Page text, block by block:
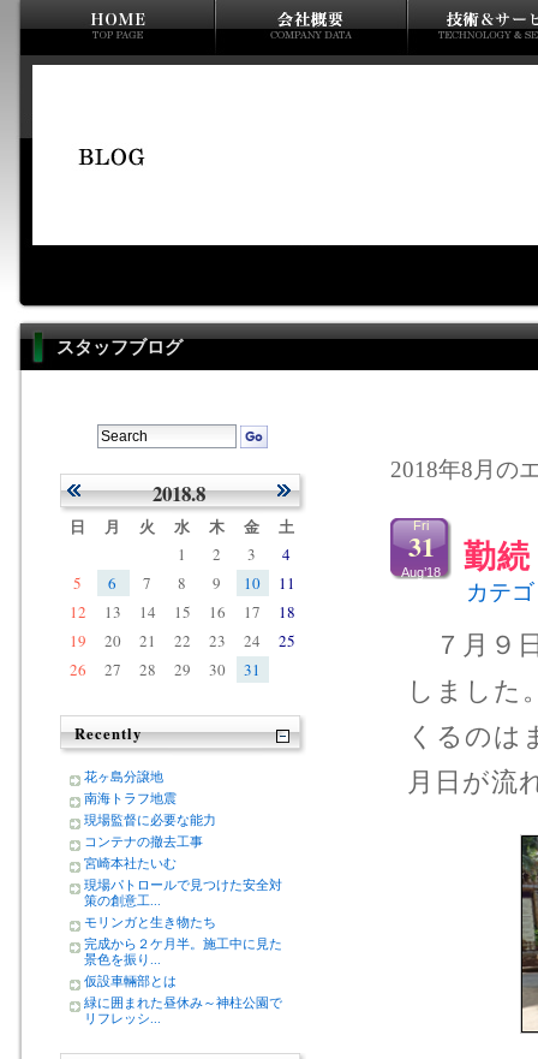
スタッフブログ
2018年8月の
勤
Fri
31
Aug’18
カテ
７月９
しました
くるのは
月日が流
2018.8
日 月 火 水 木 金 土
1 2 3
4
5
6 7 8 9 10
11
12
13 14 15 16 17
18
19
20 21 22 23 24
25
26
27 28 29 30 31
Recently
花ヶ島分譲地
南海トラフ地震
現場監督に必要な能力
コンテナの撤去工事
宮崎本社たいむ
現場パトロールで見つけた安全対
策の創意工...
モリンガと生き物たち
完成から２ケ月半。施工中に見た
景色を振り...
仮設車輛部とは
緑に囲まれた昼休み～神柱公園で
リフレッシ...